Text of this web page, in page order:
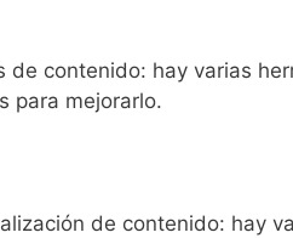
de contenido: hay varias
para mejorarlo.
de contenido: hay